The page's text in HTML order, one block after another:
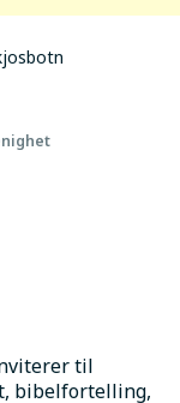
til
bibelfortelling,